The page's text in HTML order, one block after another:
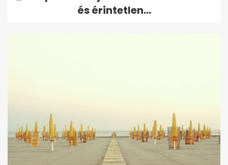
és érintetlen...